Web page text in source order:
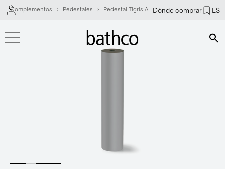
Dónde comprar ES
Complementos Pedestales Pedestal Tigris A